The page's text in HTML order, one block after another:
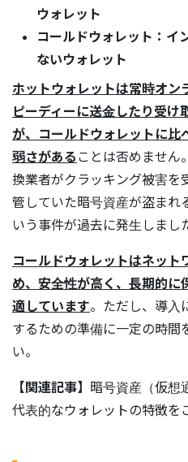
ウォレット
コールドウォレット：イ
ないウォレット
ホットウォレットは常時オン
ピーディーに送金したり受け
が、コールドウォレットに比
弱さがある ことは否めません
換業者がクラッキング被害を
管していた暗号資産が盗まれ
いう事件が過去に発生しまし
コールドウォレットはネット
め、安全性が高く、長期的に
適しています。ただし、導入
するための準備に一定の時間
い。
【関連記事】 暗号資産（仮想
代表的なウォレットの特徴を